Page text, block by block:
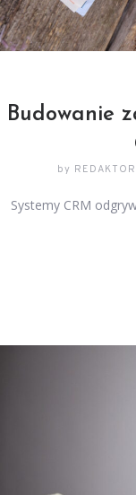
Budowanie
by
Systemy CRM